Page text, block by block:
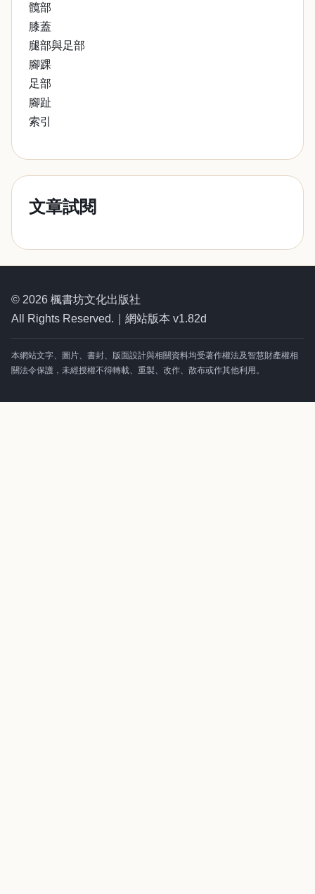
髖部
膝蓋
腿部與足部
腳踝
足部
腳趾
索引
文章試閱
© 2026 楓書坊文化出版社
All Rights Reserved.｜網站版本 v1.82d
本網站文字、圖片、書封、版面設計與相關資料均受著作權法及智慧財產權相
關法令保護，未經授權不得轉載、重製、改作、散布或作其他利用。